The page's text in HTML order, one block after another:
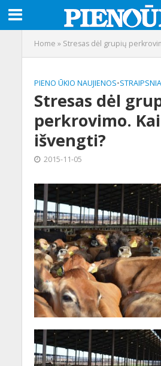
Home » Stresas dėl grupių
PIENO ŪKIO NAUJIENOS•
Stresas dėl
perkrovimo.
išvengti?
2015-11-05